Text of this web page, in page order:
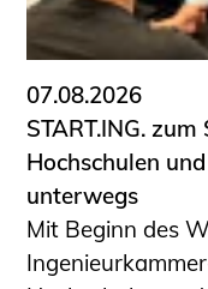
Informationen
Anträge,
Fortbildung/
Informationen
und Ingenieure
Recht
Publikationen
07.08.2026
START.ING.
Hochschulen
unterwegs
Mit Beginn des